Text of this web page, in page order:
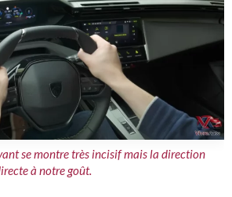
se montre très incisif mais la direction
à notre goût.